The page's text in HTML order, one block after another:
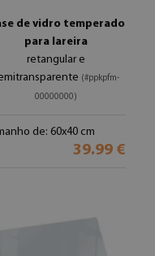
de vidro temperado
para lareira
retangular e
(#ppkpfm-
00000000)
de: 60x40 cm
39.99 €